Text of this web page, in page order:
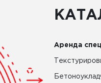
Аренда